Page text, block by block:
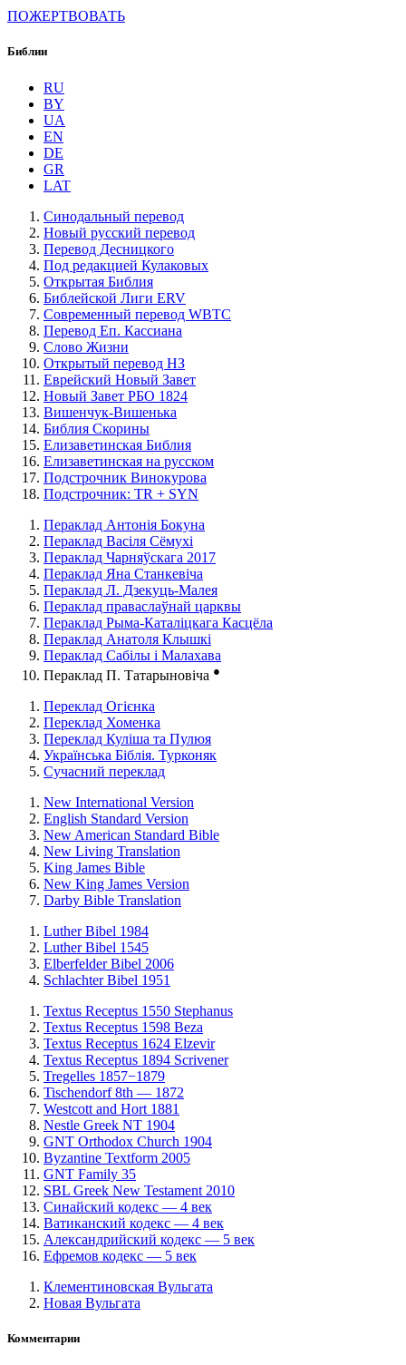
ПОЖЕРТВОВАТЬ
Библии
RU
BY
UA
EN
DE
GR
LAT
Синодальный перевод
Новый русский перевод
Перевод Десницкого
Под редакцией Кулаковых
Открытая Библия
Библейской Лиги ERV
Cовременный перевод WBTC
Перевод Еп. Кассиана
Слово Жизни
Открытый перевод НЗ
Еврейский Новый Завет
Новый Завет РБО 1824
Вишенчук-Вишенька
Библия Скорины
Елизаветинская Библия
Елизаветинская на русском
Подстрочник Винокурова
Подстрочник: TR + SYN
Пераклад Антонія Бокуна
Пераклад Васіля Сёмухі
Пераклад Чарняўскага 2017
Пераклад Яна Станкевіча
Пераклад Л. Дзекуць-Малея
Пераклад праваслаўнай царквы
Пераклад Рыма-Каталіцкага Касцёла
Пераклад Анатоля Клышкi
Пераклад Сабілы і Малахава
Пераклад П. Татарыновіча ●
Переклад Огієнка
Переклад Хоменка
Переклад Куліша та Пулюя
Українська Біблія. Турконяк
Сучасний переклад
New International Version
English Standard Version
New American Standard Bible
New Living Translation
King James Bible
New King James Version
Darby Bible Translation
Luther Bibel 1984
Luther Bibel 1545
Elberfelder Bibel 2006
Schlachter Bibel 1951
Textus Receptus 1550 Stephanus
Textus Receptus 1598 Beza
Textus Receptus 1624 Elzevir
Textus Receptus 1894 Scrivener
Tregelles 1857−1879
Tischendorf 8th — 1872
Westcott and Hort 1881
Nestle Greek NT 1904
GNT Orthodox Church 1904
Byzantine Textform 2005
GNT Family 35
SBL Greek New Testament 2010
Синайский кодекс — 4 век
Ватиканский кодекс — 4 век
Александрийский кодекс — 5 век
Ефремов кодекс — 5 век
Клементиновская Вульгата
Новая Вульгата
Комментарии